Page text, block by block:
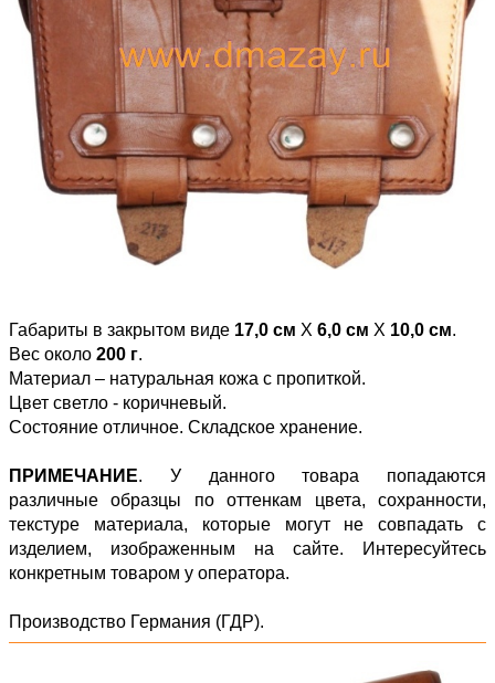
Габариты в закрытом виде 17,0 см Х 6,0 см Х 10,0 см.
Вес около 200 г.
Материал – натуральная кожа с пропиткой.
Цвет светло - коричневый.
Состояние отличное. Складское хранение.
ПРИМЕЧАНИЕ. У данного товара попадаются
различные образцы по оттенкам цвета, сохранности,
текстуре материала, которые могут не совпадать с
изделием, изображенным на сайте. Интересуйтесь
конкретным товаром у оператора.
Производство Германия (ГДР).